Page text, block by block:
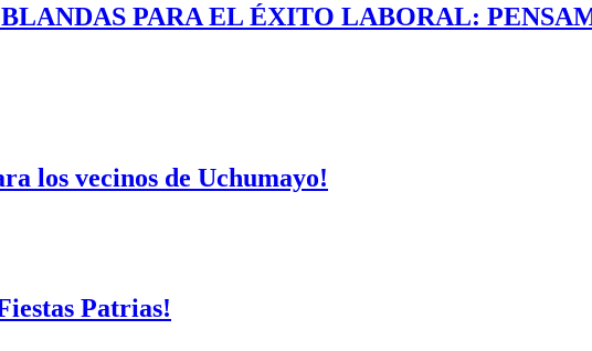
PARA EL ÉXITO LABORAL:
los vecinos de Uchumayo!
Patrias!